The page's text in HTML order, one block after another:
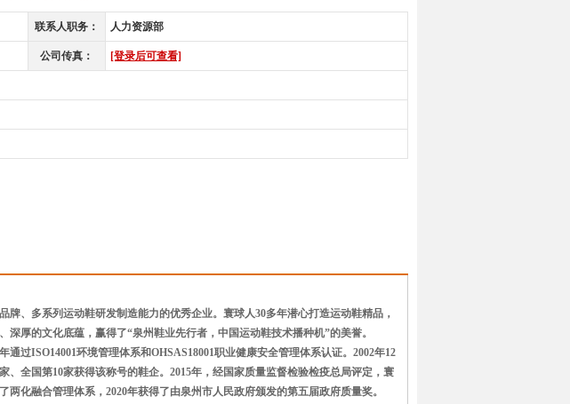
联系人职务： 人力资源部
公司传真： [登录后可查看]
牌、多系列运动鞋研发制造能力的优秀企业。寰球人30多年潜心打造运动鞋精品，
厚的文化底蕴，赢得了“泉州鞋业先行者，中国运动鞋技术播种机”的美誉。
通过ISO14001环境管理体系和OHSAS18001职业健康安全管理体系认证。2002年12
、全国第10家获得该称号的鞋企。2015年，经国家质量监督检验检疫总局评定，寰
化融合管理体系，2020年获得了由泉州市人民政府颁发的第五届政府质量奖。